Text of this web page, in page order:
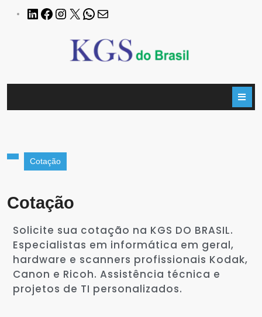
Cotação
Cotação
Solicite sua cotação na KGS DO BRASIL.
Especialistas em informática em geral,
hardware e scanners profissionais Kodak,
Canon e Ricoh. Assistência técnica e
projetos de TI personalizados.